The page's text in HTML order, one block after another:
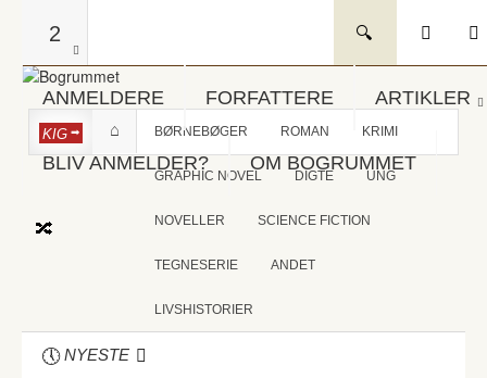
2
ANMELDERE FORFATTERE ARTIKLER
BLIV ANMELDER? OM BOGRUMMET
KIG BØRNEBØGER ROMAN KRIMI
GRAPHIC NOVEL DIGTE UNG
NOVELLER SCIENCE FICTION
TEGNESERIE ANDET
LIVSHISTORIER
NYESTE